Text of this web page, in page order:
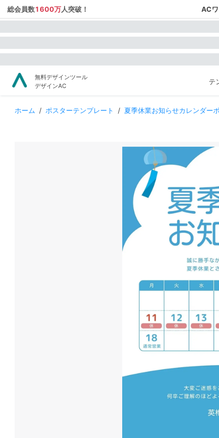
総会員数1600万人突破！ AC
無料デザインツール
デザインAC
テ
ホーム / ポスターテンプレート / 夏季休業お知らせカレンダー